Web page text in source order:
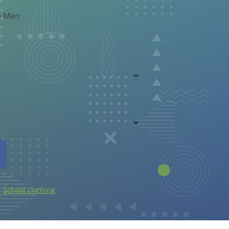
Men
School clothing